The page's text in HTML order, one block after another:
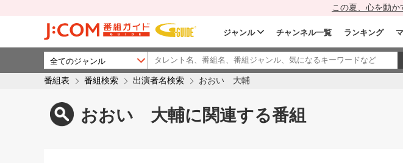
この夏、心を動か
ジャンル チャンネル一覧 ランキング
番組表 番組検索 出演者名検索 おおい 大輔
おおい 大輔に関連する番組